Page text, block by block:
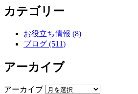
カテゴリー
お役立ち情報 (8)
ブログ (511)
アーカイブ
アーカイブ